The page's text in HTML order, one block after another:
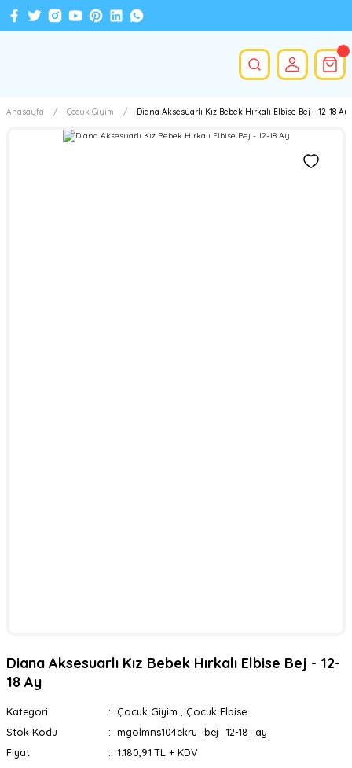
Anasayfa Çocuk Giyim Diana Aksesuarlı Kız Bebek Hırkalı Elbise Bej - 12-18 Ay
Diana Aksesuarlı Kız Bebek Hırkalı Elbise Bej - 12-
18 Ay
Kategori Çocuk Giyim
Çocuk Elbise
Stok Kodu
mgolmns104ekru_bej_12-18_ay
Fiyat
1.180,91 TL + KDV